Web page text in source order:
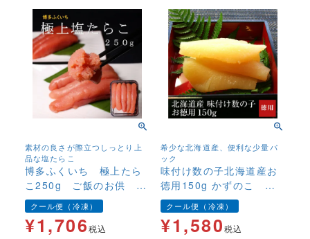
素材の良さが際立つしっとり上
品な塩たらこ
博多ふくいち 極上たら
こ250g ご飯のお供 お
にぎり お茶漬け 冷凍
便
クール便（冷凍）
¥1,706税込
希少な北海道産、便利な少量パ
ック
味付け数の子北海道産お
徳用150g かずのこ カ
ズノコ 北海道産 国
産 冷凍 味付き 高級
クール便（冷凍）
¥1,580税込